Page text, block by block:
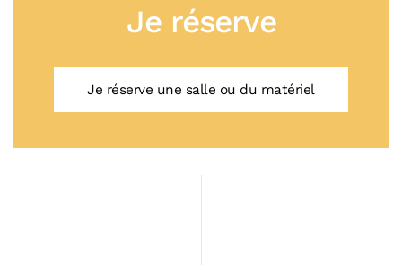
Je réserve
Je réserve une salle ou du matériel